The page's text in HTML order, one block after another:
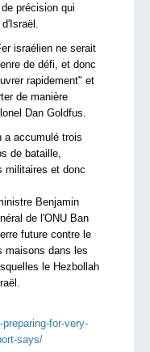
précision qui
israélien ne serait
de défi, et donc
rapidement" et
de manière
Dan Goldfus.
a accumulé trois
de bataille,
militaires et donc
Benjamin
de l'ONU Ban
future contre le
maisons dans les
le Hezbollah
for-very-
says/